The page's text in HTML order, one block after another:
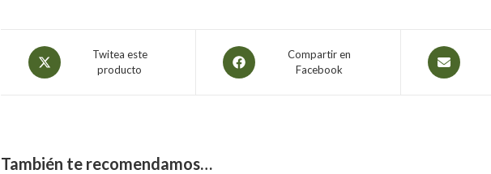
Twitea este
producto
Compartir en
Facebook
También te recomendamos…